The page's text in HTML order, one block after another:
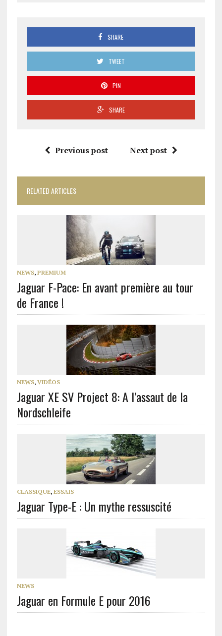
SHARE
TWEET
PIN
SHARE
Previous post Next post
RELATED ARTICLES
NEWS, PREMIUM
Jaguar F-Pace: En avant première au tour
de France !
NEWS, VIDÉOS
Jaguar XE SV Project 8: A l’assaut de la
Nordschleife
CLASSIQUE, ESSAIS
Jaguar Type-E : Un mythe ressuscité
NEWS
Jaguar en Formule E pour 2016